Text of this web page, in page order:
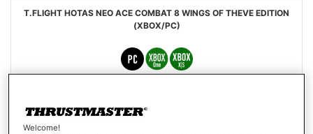
T.FLIGHT HOTAS NEO ACE COMBAT 8 WINGS OF THEVE EDITION
(XBOX/PC)
€ 129,99
Welcome!